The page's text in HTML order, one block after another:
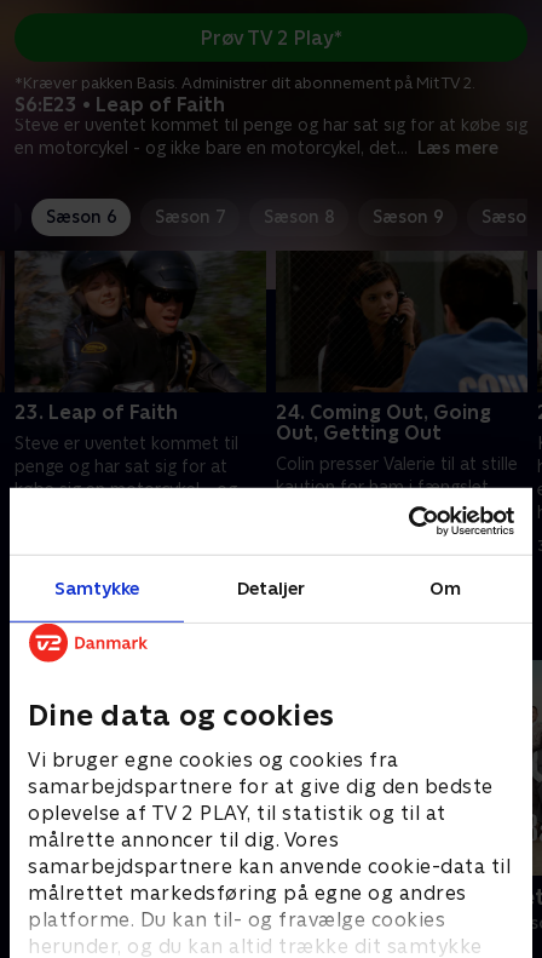
Samtykke Detaljer Om
Dine data og cookies
Vi bruger egne cookies og cookies fra
samarbejdspartnere for at give dig den bedste
oplevelse af TV 2 PLAY, til statistik og til at
målrette annoncer til dig. Vores
samarbejdspartnere kan anvende cookie-data til
målrettet markedsføring på egne og andres
platforme. Du kan til- og fravælge cookies
herunder, og du kan altid trække dit samtykke
S6:E23 • Leap of Faith
Steve er uventet kommet til penge og har sat sig for at købe sig
en motorcykel - og ikke bare en motorcykel, det... Læs mere
Prøv TV 2 Play*
*Kræver pakken Basis. Administrer dit abonnement på Mit TV 2.
Sæson 6 Sæson 7 Sæson 8 Sæson 9 Sæson
23. Leap of Faith
Steve er uventet kommet til
penge og har sat sig for at
købe sig en motorcykel - og
24. Coming Out, Going
Out, Getting Out
Colin presser Valerie til at stille
kaution for ham i fængslet.
Men er Colin i stand til at leve
op til ansvaret, når først han er
ude i det fri?
Andre så også
Klovn
Komedie • 11 sæsoner Drama • 10